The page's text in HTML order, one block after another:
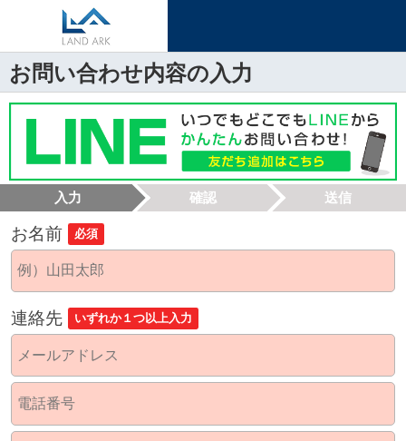
お問い合わせ内容の入力
入力 確認 送信
お名前 必須
連絡先 いずれか１つ以上入力